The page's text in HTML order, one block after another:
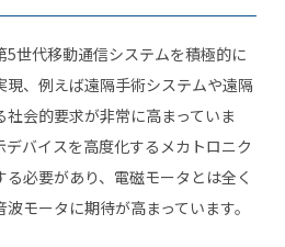
5世代移動通信システムを積極的に
、例えば遠隔手術システムや遠隔
会的要求が非常に高まっていま
バイスを高度化するメカトロニク
必要があり、電磁モータとは全く
モータに期待が高まっています。